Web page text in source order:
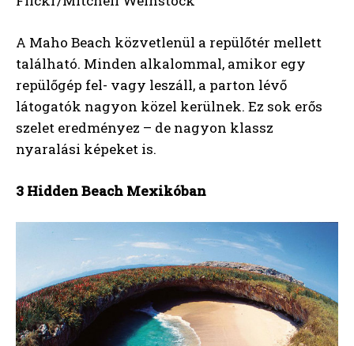
A Maho Beach közvetlenül a repülőtér mellett
található. Minden alkalommal, amikor egy
repülőgép fel- vagy leszáll, a parton lévő
látogatók nagyon közel kerülnek. Ez sok erős
szelet eredményez – de nagyon klassz
nyaralási képeket is.
3 Hidden Beach Mexikóban